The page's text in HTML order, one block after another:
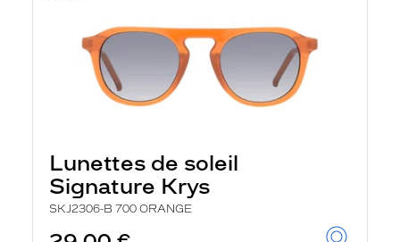
Lunettes de soleil
Signature Krys
SKJ2306-B 700 ORANGE